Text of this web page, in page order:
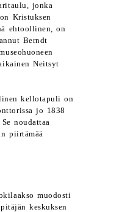
jonka
Kristuksen
ehtoollinen, on
Berndt
Neitsyt
kellotapuli on
jo 1838
noudattaa
piirtämää
muodosti
keskuksen